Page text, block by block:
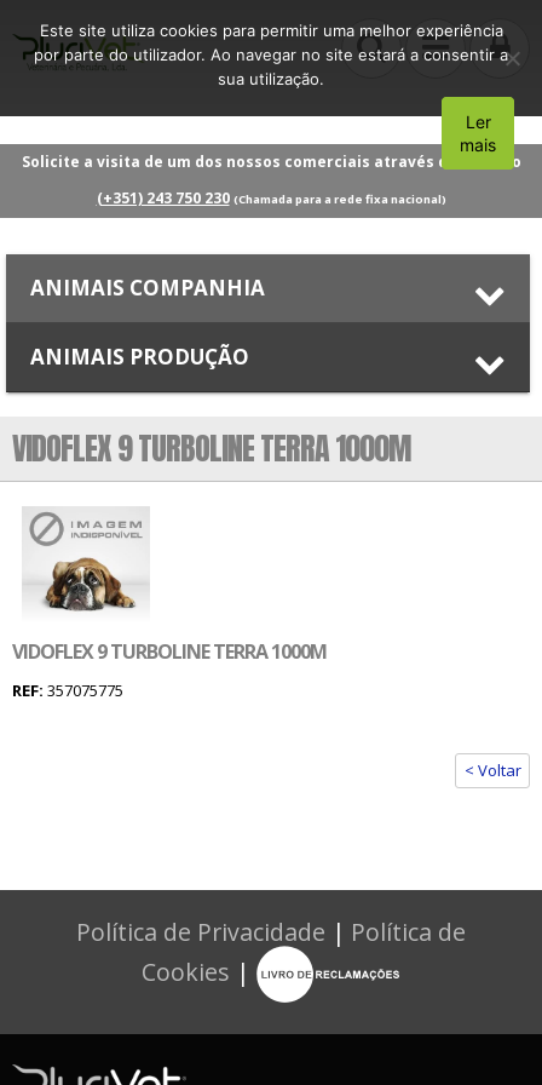
Solicite a visita de um dos nossos comerciais através do número
(+351) 243 750 230 (Chamada para a rede fixa nacional)
ANIMAIS COMPANHIA
ANIMAIS PRODUÇÃO
VIDOFLEX 9 TURBOLINE TERRA 1000M
VIDOFLEX 9 TURBOLINE TERRA 1000M
REF: 357075775
< Voltar
Política de Privacidade | Política de
Cookies |
Este site utiliza cookies para permitir uma melhor experiência
por parte do utilizador. Ao navegar no site estará a consentir a
sua utilização.
Aceito
Ler
mais